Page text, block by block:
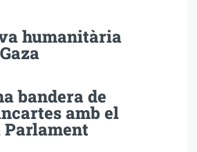
humanitària
bandera de
amb el
Parlament